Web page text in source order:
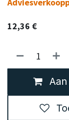
12,36 €